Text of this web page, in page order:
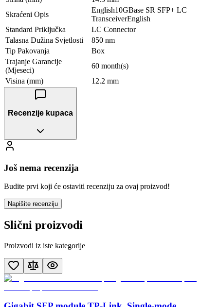
Skraćeni Opis
English10GBase SR SFP+ LC
TransceiverEnglish
Standard Priključka
LC Connector
Talasna Dužina Svjetlosti
850 nm
Tip Pakovanja
Box
Trajanje Garancije
(Mjeseci)
60 month(s)
Visina (mm)
12.2 mm
Recenzije kupaca
Još nema recenzija
Budite prvi koji će ostaviti recenziju za ovaj proizvod!
Napišite recenziju
Slični proizvodi
Proizvodi iz iste kategorije